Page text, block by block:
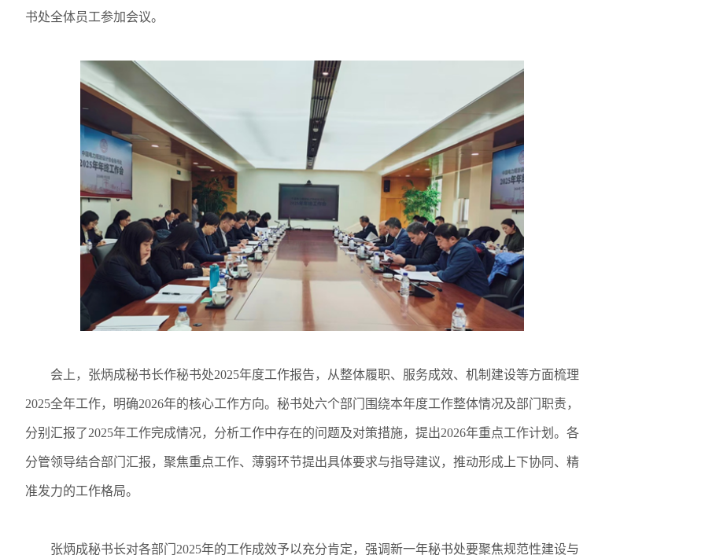
书处全体员工参加会议。
会上，张炳成秘书长作秘书处2025年度工作报告，从整体履职、服务成效、机制建设等方面梳理
2025全年工作，明确2026年的核心工作方向。秘书处六个部门围绕本年度工作整体情况及部门职责，
分别汇报了2025年工作完成情况，分析工作中存在的问题及对策措施，提出2026年重点工作计划。各
分管领导结合部门汇报，聚焦重点工作、薄弱环节提出具体要求与指导建议，推动形成上下协同、精
准发力的工作格局。
张炳成秘书长对各部门 2025年的工作成效予以充分肯定，强调新一年秘书处要聚焦规范性建设与